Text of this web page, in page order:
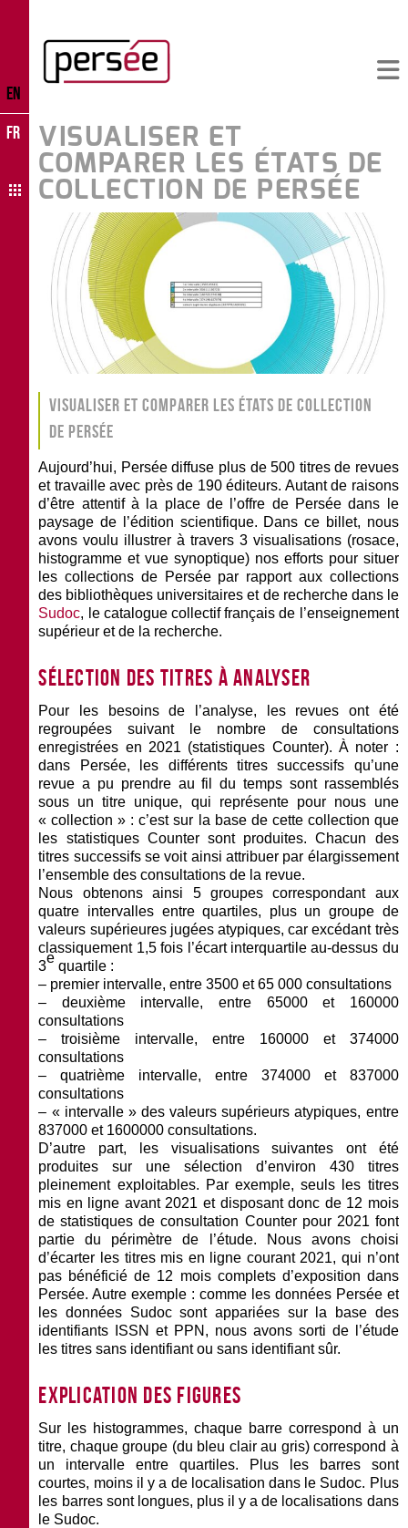
EN
FR
VISUALISER ET
COMPARER LES ÉTATS DE
COLLECTION DE PERSÉE
Visualiser et comparer les états de collection
de Persée
Aujourd’hui, Persée diffuse plus de 500 titres de revues
et travaille avec près de 190 éditeurs. Autant de raisons
d’être attentif à la place de l’offre de Persée dans le
paysage de l’édition scientifique. Dans ce billet, nous
avons voulu illustrer à travers 3 visualisations (rosace,
histogramme et vue synoptique) nos efforts pour situer
les collections de Persée par rapport aux collections
des bibliothèques universitaires et de recherche dans le
Sudoc, le catalogue collectif français de l’enseignement
supérieur et de la recherche.
Sélection des titres à analyser
Pour les besoins de l’analyse, les revues ont été
regroupées suivant le nombre de consultations
enregistrées en 2021 (statistiques Counter). À noter :
dans Persée, les différents titres successifs qu’une
revue a pu prendre au fil du temps sont rassemblés
sous un titre unique, qui représente pour nous une
« collection » : c’est sur la base de cette collection que
les statistiques Counter sont produites. Chacun des
titres successifs se voit ainsi attribuer par élargissement
l’ensemble des consultations de la revue.
Nous obtenons ainsi 5 groupes correspondant aux
quatre intervalles entre quartiles, plus un groupe de
valeurs supérieures jugées atypiques, car excédant très
classiquement 1,5 fois l’écart interquartile au-dessus du
3e quartile :
– premier intervalle, entre 3500 et 65 000 consultations
– deuxième intervalle, entre 65000 et 160000
consultations
–troisième intervalle, entre 160000 et 374000
consultations
–quatrième intervalle, entre 374000 et 837000
consultations
– « intervalle » des valeurs supérieurs atypiques, entre
837000 et 1600000 consultations.
D’autre part, les visualisations suivantes ont été
produites sur une sélection d’environ 430 titres
pleinement exploitables. Par exemple, seuls les titres
mis en ligne avant 2021 et disposant donc de 12 mois
de statistiques de consultation Counter pour 2021 font
partie du périmètre de l’étude. Nous avons choisi
d’écarter les titres mis en ligne courant 2021, qui n’ont
pas bénéficié de 12 mois complets d’exposition dans
Persée. Autre exemple : comme les données Persée et
les données Sudoc sont appariées sur la base des
identifiants ISSN et PPN, nous avons sorti de l’étude
les titres sans identifiant ou sans identifiant sûr.
Explication des figures
Sur les histogrammes, chaque barre correspond à un
titre, chaque groupe (du bleu clair au gris) correspond à
un intervalle entre quartiles. Plus les barres sont
courtes, moins il y a de localisation dans le Sudoc. Plus
les barres sont longues, plus il y a de localisations dans
le Sudoc.